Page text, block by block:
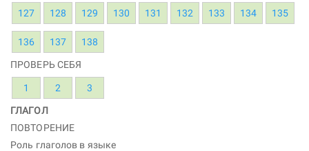
127 128 129 130 131 132 133 134 135
136 137 138
ПРОВЕРЬ СЕБЯ
1 2 3
ГЛАГОЛ
ПОВТОРЕНИЕ
Роль глаголов в языке